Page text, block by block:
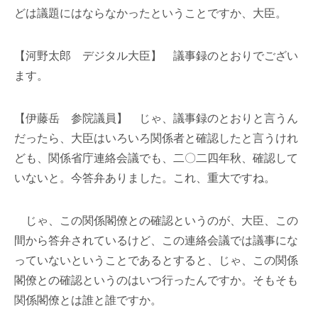
どは議題にはならなかったということですか、大臣。
【河野太郎 デジタル大臣】 議事録のとおりでござい
ます。
【伊藤岳 参院議員】 じゃ、議事録のとおりと言うん
だったら、大臣はいろいろ関係者と確認したと言うけれ
ども、関係省庁連絡会議でも、二〇二四年秋、確認して
いないと。今答弁ありました。これ、重大ですね。
じゃ、この関係閣僚との確認というのが、大臣、この
間から答弁されているけど、この連絡会議では議事にな
っていないということであるとすると、じゃ、この関係
閣僚との確認というのはいつ行ったんですか。そもそも
関係閣僚とは誰と誰ですか。